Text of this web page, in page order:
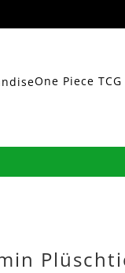
One Piece TCG